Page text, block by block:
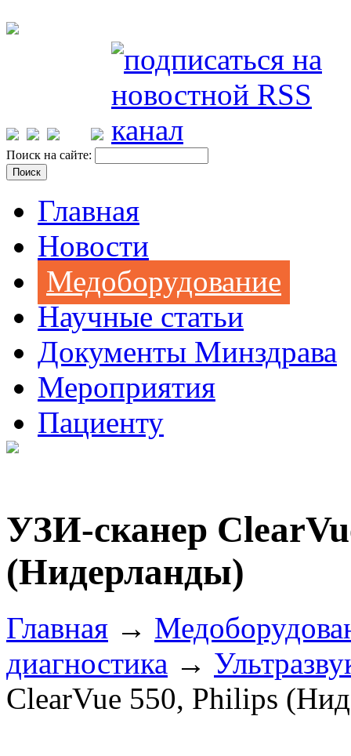
Поиск на сайте:
Главная
Новости
Медоборудование
Научные статьи
Документы Минздрава
Мероприятия
Пациенту
УЗИ-сканер
(Нидерланды)
Главная →
диагностика →
ClearVue 550, Philips